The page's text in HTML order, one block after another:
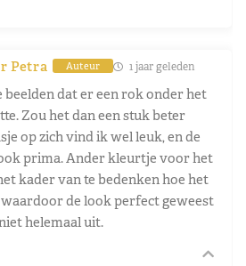
Petra Auteur 1 jaar geleden
beelden dat er een rok onder het
Zou het dan een stuk beter
op zich vind ik wel leuk, en de
prima. Ander kleurtje voor het
kader van te bedenken hoe het
de look perfect geweest
helemaal uit.